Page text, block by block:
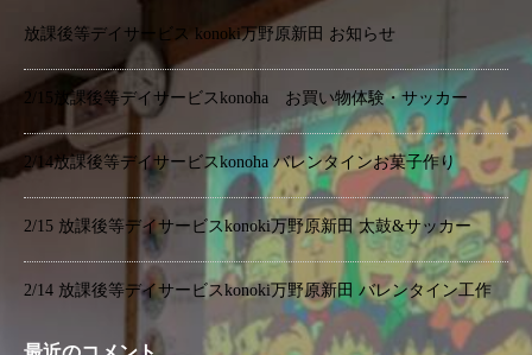
放課後等デイサービス konoki万野原新田 お知らせ
2/15放課後等デイサービスkonoha お買い物体験・サッカー
2/14放課後等デイサービスkonoha バレンタインお菓子作り
2/15 放課後等デイサービスkonoki万野原新田 太鼓&サッカー
2/14 放課後等デイサービスkonoki万野原新田 バレンタイン工作